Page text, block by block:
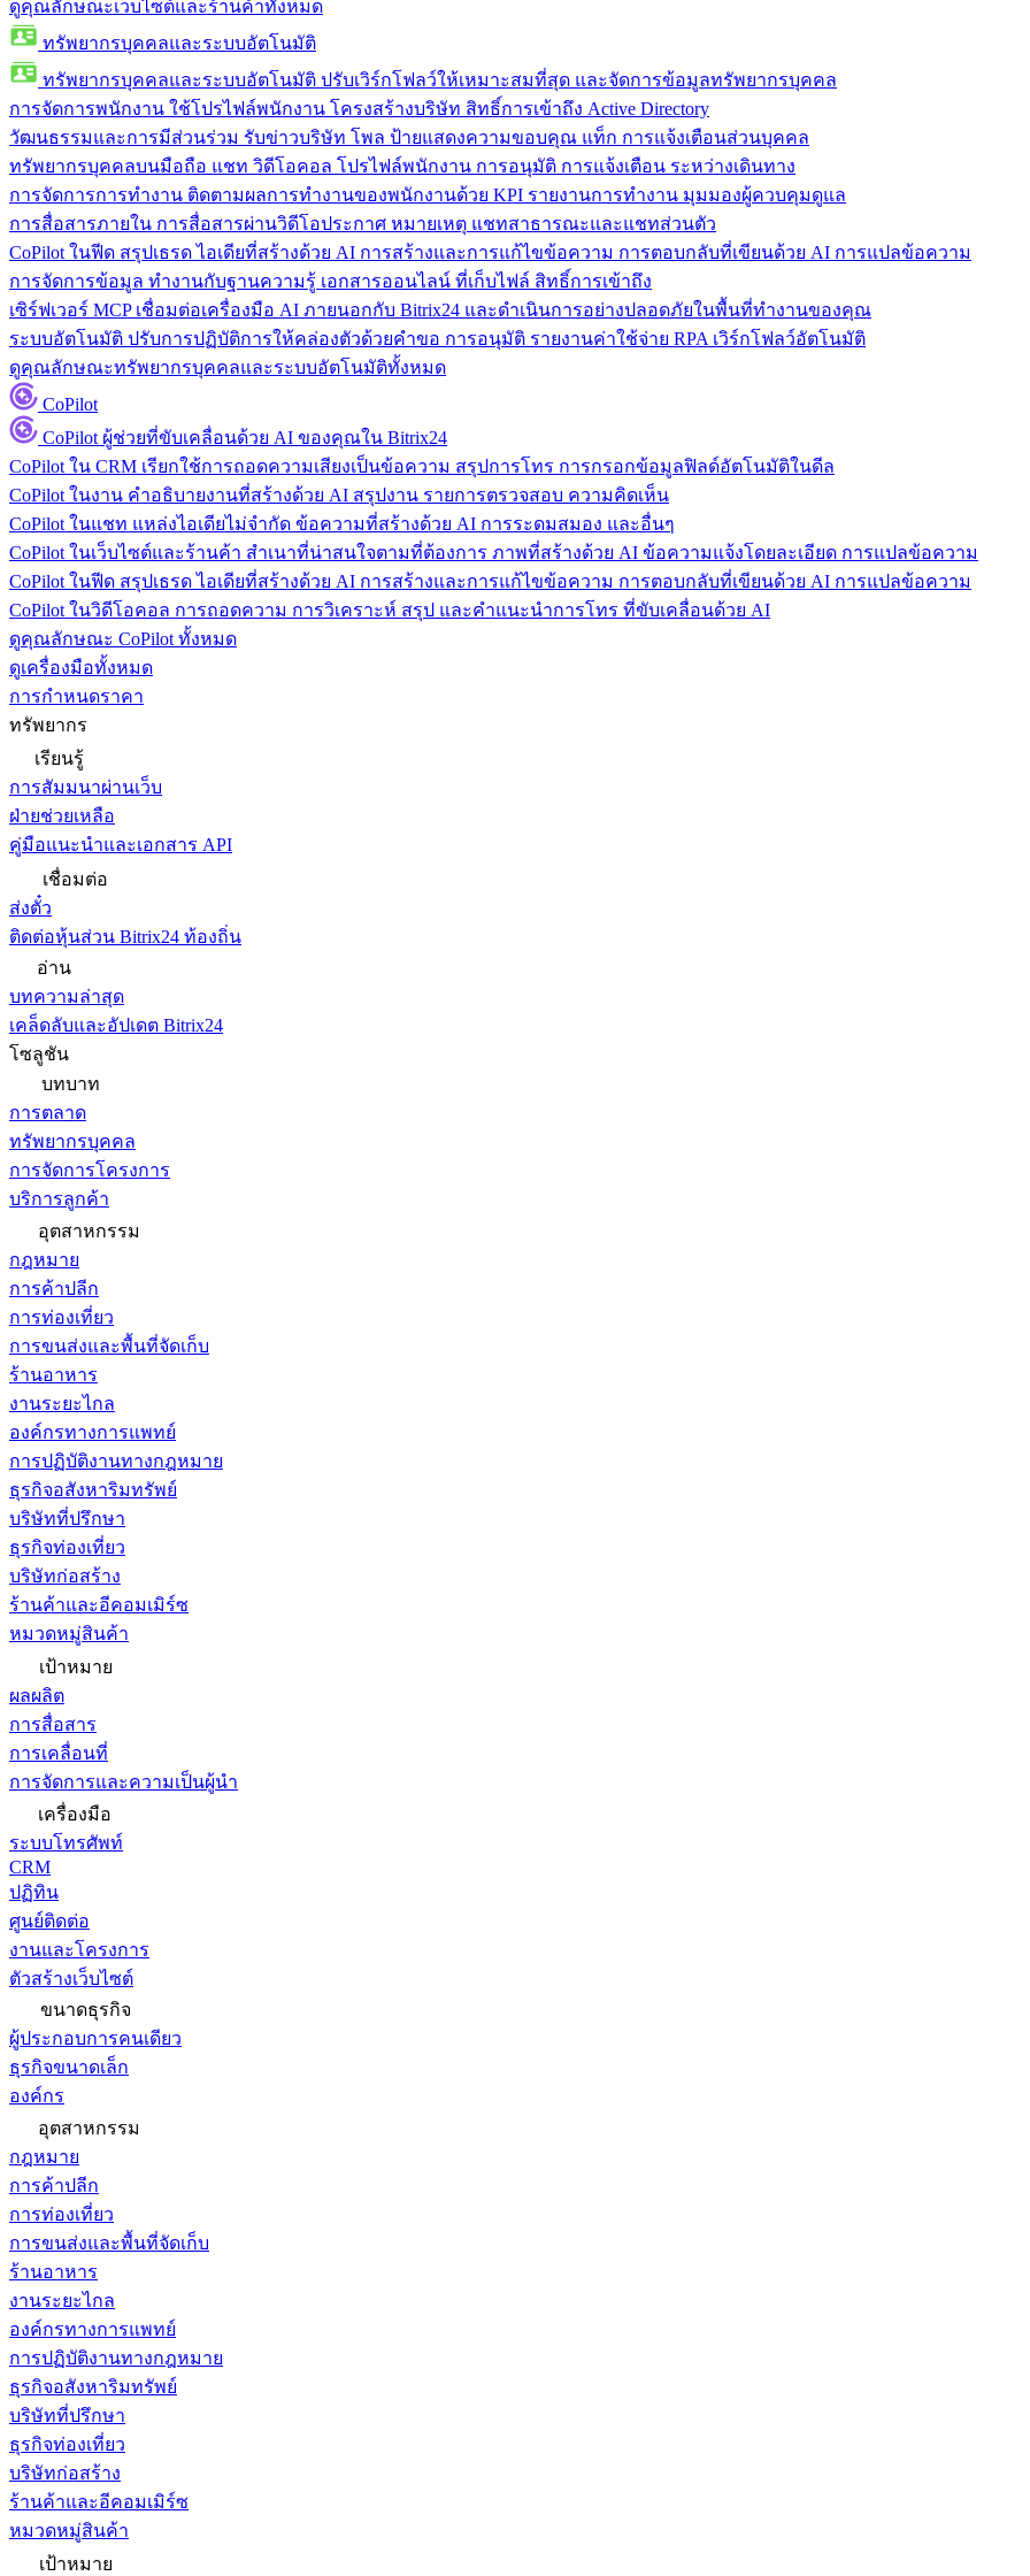
ดูคุณลักษณะเว็บไซต์และร้านค้าทั้งหมด
ทรัพยากรบุคคลและระบบอัตโนมัติ
ทรัพยากรบุคคลและระบบอัตโนมัติ ปรับเวิร์กโฟลว์ให้เหมาะสมที่สุด และจัดการข้อมูลทรัพยากรบุคคล
การจัดการพนักงาน ใช้โปรไฟล์พนักงาน โครงสร้างบริษัท สิทธิ์การเข้าถึง Active Directory
วัฒนธรรมและการมีส่วนร่วม รับข่าวบริษัท โพล ป้ายแสดงความขอบคุณ แท็ก การแจ้งเตือนส่วนบุคคล
ทรัพยากรบุคคลบนมือถือ แชท วิดีโอคอล โปรไฟล์พนักงาน การอนุมัติ การแจ้งเตือน ระหว่างเดินทาง
การจัดการการทำงาน ติดตามผลการทำงานของพนักงานด้วย KPI รายงานการทำงาน มุมมองผู้ควบคุมดูแล
การสื่อสารภายใน การสื่อสารผ่านวิดีโอประกาศ หมายเหตุ แชทสาธารณะและแชทส่วนตัว
CoPilot ในฟีด สรุปเธรด ไอเดียที่สร้างด้วย AI การสร้างและการแก้ไขข้อความ การตอบกลับที่เขียนด้วย AI การแปลข้อความ
การจัดการข้อมูล ทำงานกับฐานความรู้ เอกสารออนไลน์ ที่เก็บไฟล์ สิทธิ์การเข้าถึง
เซิร์ฟเวอร์ MCP เชื่อมต่อเครื่องมือ AI ภายนอกกับ Bitrix24 และดำเนินการอย่างปลอดภัยในพื้นที่ทำงานของคุณ
ระบบอัตโนมัติ ปรับการปฏิบัติการให้คล่องตัวด้วยคำขอ การอนุมัติ รายงานค่าใช้จ่าย RPA เวิร์กโฟลว์อัตโนมัติ
ดูคุณลักษณะทรัพยากรบุคคลและระบบอัตโนมัติทั้งหมด
CoPilot
CoPilot ผู้ช่วยที่ขับเคลื่อนด้วย AI ของคุณใน Bitrix24
CoPilot ใน CRM เรียกใช้การถอดความเสียงเป็นข้อความ สรุปการโทร การกรอกข้อมูลฟิลด์อัตโนมัติในดีล
CoPilot ในงาน คำอธิบายงานที่สร้างด้วย AI สรุปงาน รายการตรวจสอบ ความคิดเห็น
CoPilot ในแชท แหล่งไอเดียไม่จำกัด ข้อความที่สร้างด้วย AI การระดมสมอง และอื่นๆ
CoPilot ในเว็บไซต์และร้านค้า สำเนาที่น่าสนใจตามที่ต้องการ ภาพที่สร้างด้วย AI ข้อความแจ้งโดยละเอียด การแปลข้อความ
CoPilot ในฟีด สรุปเธรด ไอเดียที่สร้างด้วย AI การสร้างและการแก้ไขข้อความ การตอบกลับที่เขียนด้วย AI การแปลข้อความ
CoPilot ในวิดีโอคอล การถอดความ การวิเคราะห์ สรุป และคำแนะนำการโทร ที่ขับเคลื่อนด้วย AI
ดูคุณลักษณะ CoPilot ทั้งหมด
ดูเครื่องมือทั้งหมด
การกำหนดราคา
ทรัพยากร
เรียนรู้
การสัมมนาผ่านเว็บ
ฝ่ายช่วยเหลือ
คู่มือแนะนำและเอกสาร API
เชื่อมต่อ
ส่งตั๋ว
ติดต่อหุ้นส่วน Bitrix24 ท้องถิ่น
อ่าน
บทความล่าสุด
เคล็ดลับและอัปเดต Bitrix24
โซลูชัน
บทบาท
การตลาด
ทรัพยากรบุคคล
การจัดการโครงการ
บริการลูกค้า
อุตสาหกรรม
กฎหมาย
การค้าปลีก
การท่องเที่ยว
การขนส่งและพื้นที่จัดเก็บ
ร้านอาหาร
งานระยะไกล
องค์กรทางการแพทย์
การปฏิบัติงานทางกฎหมาย
ธุรกิจอสังหาริมทรัพย์
บริษัทที่ปรึกษา
ธุรกิจท่องเที่ยว
บริษัทก่อสร้าง
ร้านค้าและอีคอมเมิร์ซ
หมวดหมู่สินค้า
เป้าหมาย
ผลผลิต
การสื่อสาร
การเคลื่อนที่
การจัดการและความเป็นผู้นำ
เครื่องมือ
ระบบโทรศัพท์
CRM
ปฏิทิน
ศูนย์ติดต่อ
งานและโครงการ
ตัวสร้างเว็บไซต์
ขนาดธุรกิจ
ผู้ประกอบการคนเดียว
ธุรกิจขนาดเล็ก
องค์กร
อุตสาหกรรม
กฎหมาย
การค้าปลีก
การท่องเที่ยว
การขนส่งและพื้นที่จัดเก็บ
ร้านอาหาร
งานระยะไกล
องค์กรทางการแพทย์
การปฏิบัติงานทางกฎหมาย
ธุรกิจอสังหาริมทรัพย์
บริษัทที่ปรึกษา
ธุรกิจท่องเที่ยว
บริษัทก่อสร้าง
ร้านค้าและอีคอมเมิร์ซ
หมวดหมู่สินค้า
เป้าหมาย